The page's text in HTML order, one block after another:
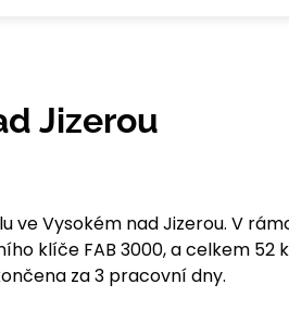
Jizerou
ve Vysokém nad Jizerou. V
klíče FAB 3000, a celkem 52
za 3 pracovní dny.